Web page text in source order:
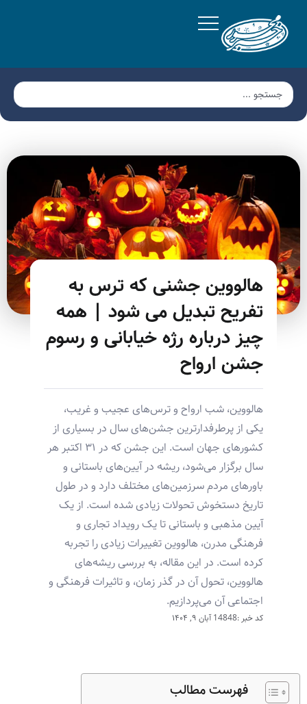
هالووین جشنی که ترس به
تفریح تبدیل می شود | همه
چیز درباره رژه خیابانی و رسوم
جشن ارواح
هالووین، شب ارواح و ترس‌های عجیب و غریب،
یکی از پرطرفدارترین جشن‌های سال در بسیاری از
کشورهای جهان است. این جشن که در ۳۱ اکتبر هر
سال برگزار می‌شود، ریشه در آیین‌های باستانی و
باورهای مردم سرزمین‌های مختلف دارد و در طول
تاریخ دستخوش تحولات زیادی شده است. از یک
آیین مذهبی و باستانی تا یک رویداد تجاری و
فرهنگی مدرن، هالووین تغییرات زیادی را تجربه
کرده است. در این مقاله، به بررسی ریشه‌های
هالووین، تحول آن در گذر زمان، و تاثیرات فرهنگی و
اجتماعی آن می‌پردازیم.
کد خبر :14848 آبان ۹, ۱۴۰۴
فهرست مطالب